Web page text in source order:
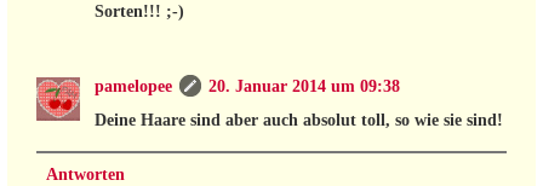
Sorten!!! ;-)
pamelopee
20. Januar 2014 um 09:38
Deine Haare sind aber auch absolut toll, so wie sie sind!
Antworten